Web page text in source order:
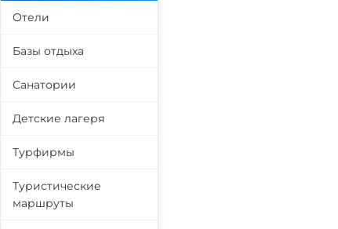
Отели
Базы отдыха
Санатории
Детские лагеря
Турфирмы
Туристические
маршруты